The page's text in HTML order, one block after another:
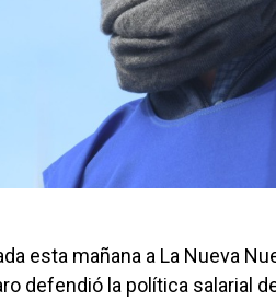
esta mañana a La Nueva
defendió la política salarial